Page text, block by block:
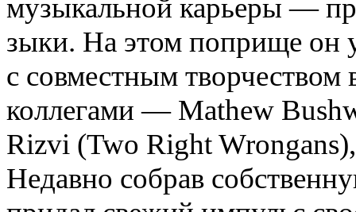
музыкальной карьеры —
зыки. На этом поприще он
с сов­местным
коллегами — Mathew
Rizvi (Two Right
Недавно собрав